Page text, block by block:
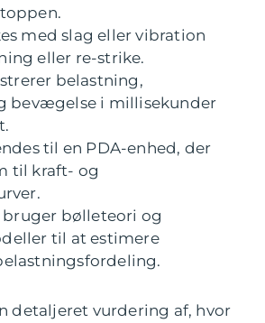
med slag eller vibration
eller re-strike.
belastning,
bevægelse i millisekunder
til en PDA-enhed, der
til kraft- og
bruger bølleteori og
til at estimere
detaljeret vurdering af, hvor